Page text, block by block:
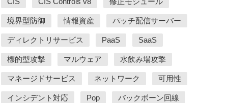
境界型防御 情報資産 パッチ配信サーバー
ディレクトリサービス PaaS SaaS
標的型攻撃 マルウェア 水飲み場攻撃
マネージドサービス ネットワーク 可用性
インシデント対応 Pop バックボーン回線